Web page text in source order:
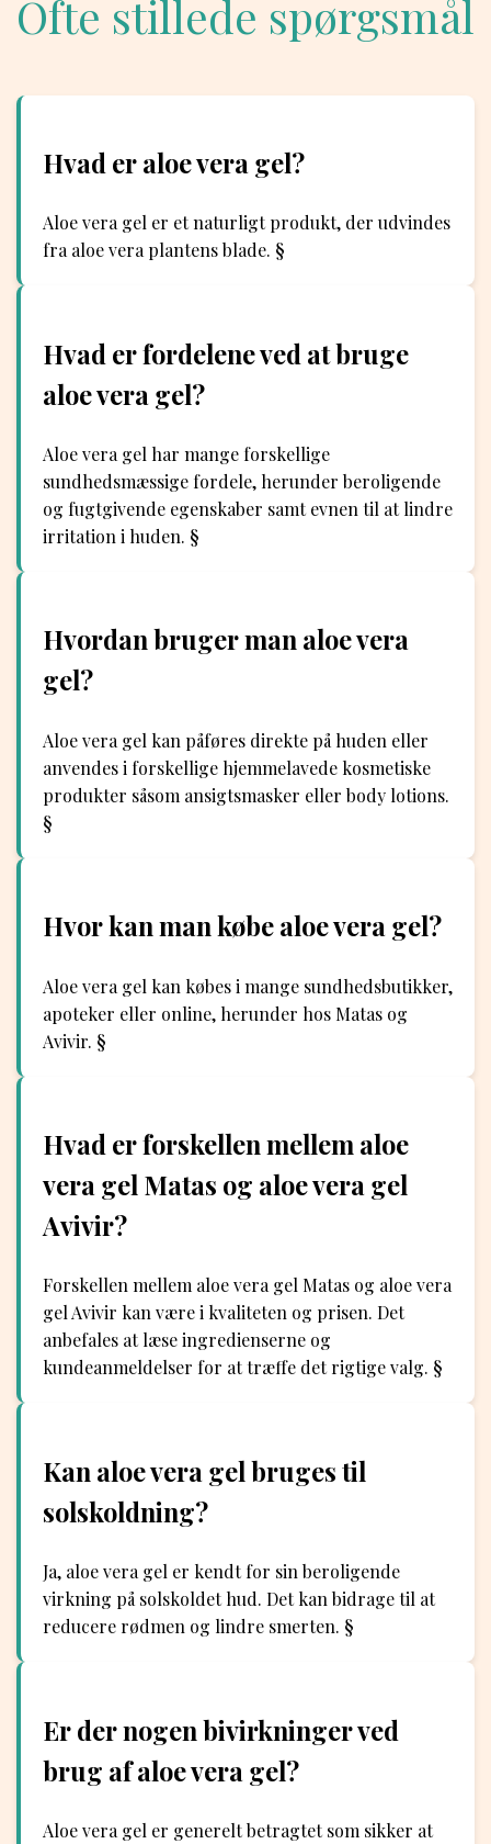
Ofte stillede spørgsmål
Hvad er aloe vera gel?
Aloe vera gel er et naturligt produkt, der udvindes
fra aloe vera plantens blade. §
Hvad er fordelene ved at bruge
aloe vera gel?
Aloe vera gel har mange forskellige
sundhedsmæssige fordele, herunder beroligende
og fugtgivende egenskaber samt evnen til at lindre
irritation i huden. §
Hvordan bruger man aloe vera
gel?
Aloe vera gel kan påføres direkte på huden eller
anvendes i forskellige hjemmelavede kosmetiske
produkter såsom ansigtsmasker eller body lotions.
§
Hvor kan man købe aloe vera gel?
Aloe vera gel kan købes i mange sundhedsbutikker,
apoteker eller online, herunder hos Matas og
Avivir. §
Hvad er forskellen mellem aloe
vera gel Matas og aloe vera gel
Avivir?
Forskellen mellem aloe vera gel Matas og aloe vera
gel Avivir kan være i kvaliteten og prisen. Det
anbefales at læse ingredienserne og
kundeanmeldelser for at træffe det rigtige valg. §
Kan aloe vera gel bruges til
solskoldning?
Ja, aloe vera gel er kendt for sin beroligende
virkning på solskoldet hud. Det kan bidrage til at
reducere rødmen og lindre smerten. §
Er der nogen bivirkninger ved
brug af aloe vera gel?
Aloe vera gel er generelt betragtet som sikker at